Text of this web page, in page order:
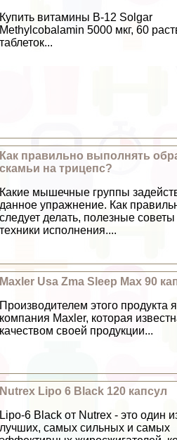
Купить витамины B-12 Solgar
Methylcobalamin 5000 мкг, 60
таблеток...
Как правильно выполнять
скамьи на трицепс?
Какие мышечные группы
данное упражнение. Как
следует делать, полезные
техники исполнения....
Maxler Usa Zma Sleep Max 90
Производителем этого продукта
компания Maxler, которая
качеством своей продукции...
Nutrex Lipo 6 Black 120 капсул
Lipo-6 Black от Nutrex - это один
лучших, самых сильных и самых